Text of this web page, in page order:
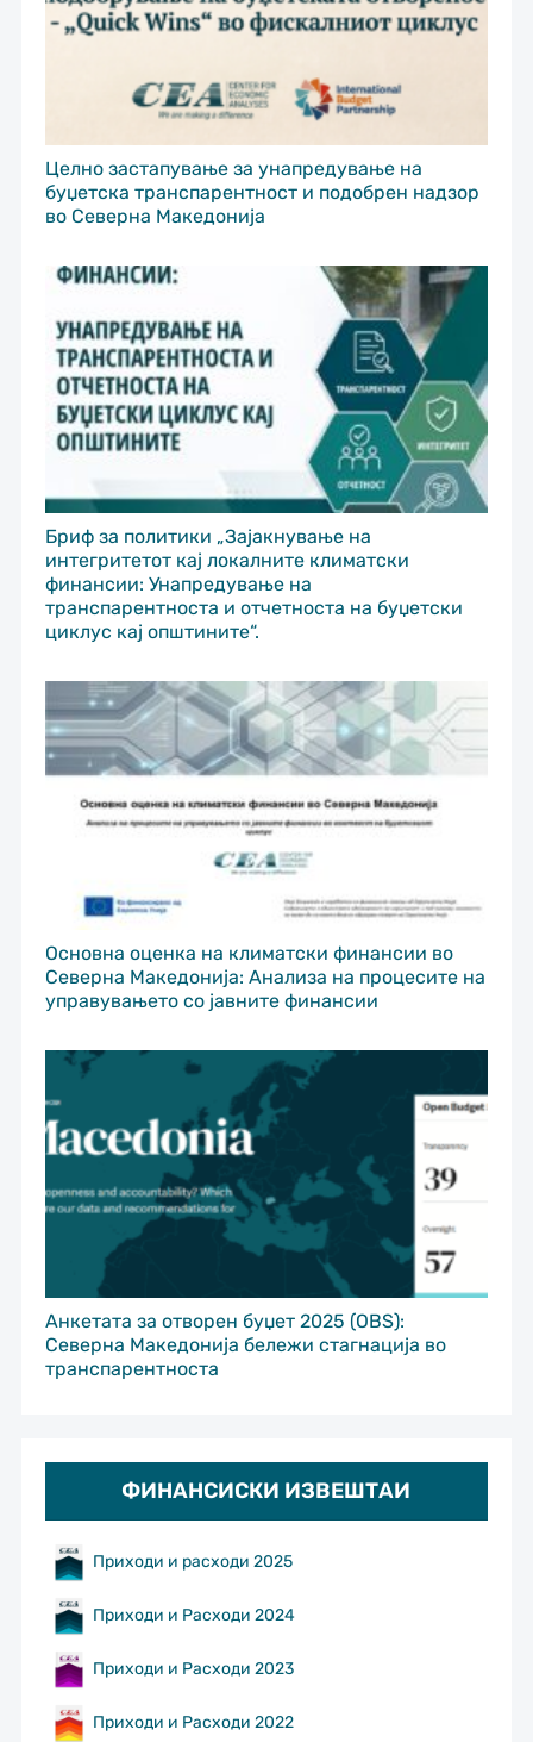
Целно застапување за унапредување на
буџетска транспарентност и подобрен надзор
во Северна Македонија
Бриф за политики „Зајакнување на
интегритетот кај локалните климатски
финансии: Унапредување на
транспарентноста и отчетноста на буџетски
циклус кај општините“.
Основна оценка на климатски финансии во
Северна Македонија: Анализа на процесите на
управувањето со јавните финансии
Анкетата за отворен буџет 2025 (OBS):
Северна Македонија бележи стагнација во
транспарентноста
ФИНАНСИСКИ ИЗВЕШТАИ
Приходи и расходи 2025
Приходи и Расходи 2024
Приходи и Расходи 2023
Приходи и Расходи 2022